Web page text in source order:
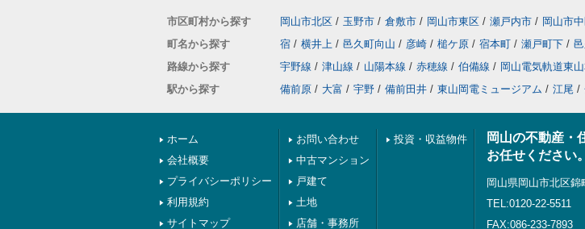
市区町村から探す 岡山市北区 / 玉野市 / 倉敷市 / 岡山市東区 / 瀬戸内市 / 岡山市
町名から探す
宿 / 横井上 / 邑久町向山 / 彦崎 / 槌ケ原 / 宿本町 / 瀬戸町下 /
路線から探す
宇野線 / 津山線 / 山陽本線 / 赤穂線 / 伯備線 / 岡山電気軌道東
駅から探す
備前原 / 大富 / 宇野 / 備前田井 / 東山岡電ミュージアム / 江尾 /
ホーム
会社概要
プライバシーポリシー
利用規約
サイトマップ
お問い合わせ
中古マンション
戸建て
土地
店舗・事務所
投資・収益物件
岡山の不動産・
お任せください。
岡山県岡山市北区
TEL:0120-22-5511
FAX:086-233-7893